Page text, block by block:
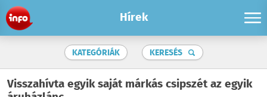
Hírek
KATEGÓRIÁK KERESÉS
Visszahívta egyik saját márkás csipszét az egyik